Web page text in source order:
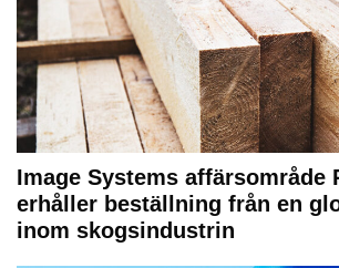
Image Systems affärsområde
erhåller beställning från en
inom skogsindustrin